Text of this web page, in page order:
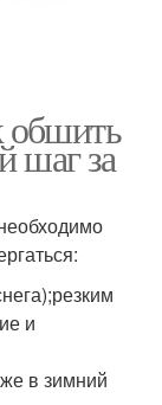
обшить
шаг за
и
в зимний